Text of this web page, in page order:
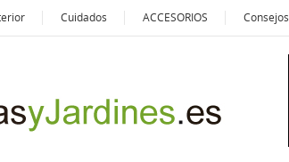
Cuidados ACCESORIOS Consejos